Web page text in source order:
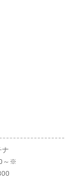
ナ
～※